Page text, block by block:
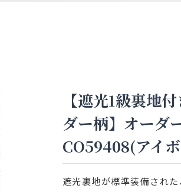
【遮光1級裏地
ダー柄】オー
CO59408(アイ
遮光裏地が標準装備され